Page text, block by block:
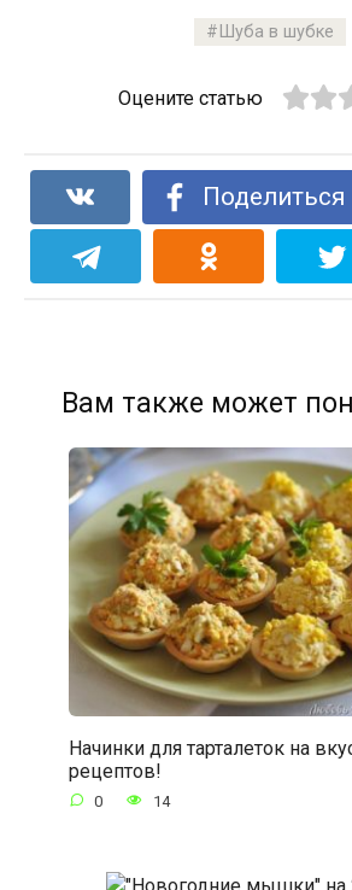
Шуба в шубке
Оцените статью
Поделиться
Вам также может
Начинки для тарталеток на
рецептов!
0 14